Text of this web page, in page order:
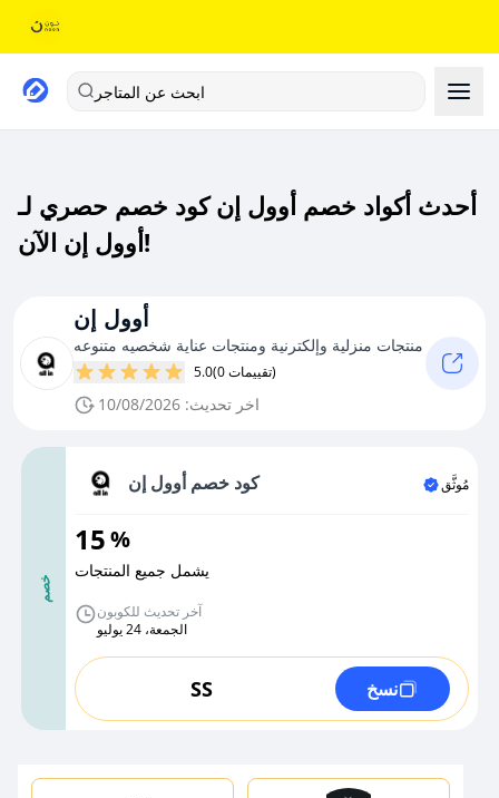
ابحث عن المتاجر
أحدث أكواد خصم أوول إن كود خصم حصري لـ
أوول إن الآن!
أوول إن
منتجات منزلية وإلكترنية ومنتجات عناية شخصيه متنوعه
5.0 (0 تقييمات)
اخر تحديث: 10/08/2026
خصم
كود خصم أوول إن مُوثَّق
15%
يشمل جميع المنتجات
آخر تحديث للكوبون
الجمعة، 24 يوليو
SS نسخ